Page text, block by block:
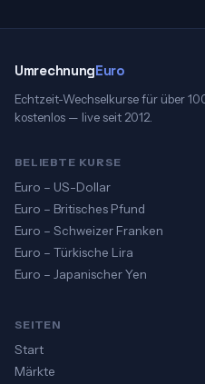
UmrechnungEuro
Echtzeit-Wechselkurse für über
kostenlos — live seit 2012.
BELIEBTE KURSE
Euro – US-Dollar
Euro – Britisches Pfund
Euro – Schweizer Franken
Euro – Türkische Lira
Euro – Japanischer Yen
SEITEN
Start
Märkte